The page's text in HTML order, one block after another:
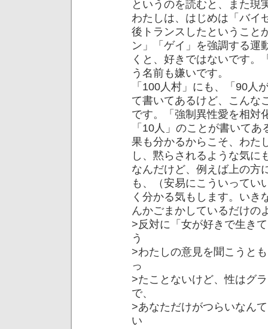
というのを読むと、また現
わたしは、はじめは「バイ
後トランスしたということ
ン」「ゲイ」を強調する運
くと、好きではないです。
う名前も嫌いです。
「100人村」にも、「90人
て書いてあるけど、こんな
です。「強制異性愛を相対
「10人」のことが書いて
果も分かるからこそ、わた
し、黙らされるような気に
なんだけど、例えば上の方
も、（安易にこういってい
く分かる気もします。いき
んかごまかしているだけの
>反対に「女が好きで生き
う
>わたしの意見を聞こうと
っ
>たことないけど、性はグ
で、
>あなただけがつらいなん
い